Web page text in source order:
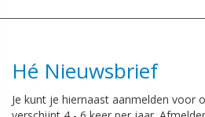
Hé Nieuwsbrief
Je kunt je hiernaast aanmelden voor